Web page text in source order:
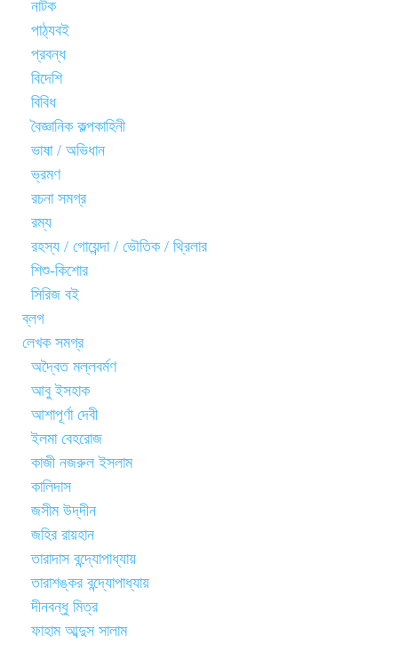
নাটক
পাঠ্যবই
প্রবন্ধ
বিদেশি
বিবিধ
বৈজ্ঞানিক কল্পকাহিনী
ভাষা / অভিধান
ভ্রমণ
রচনা সমগ্র
রম্য
রহস্য / গোয়েন্দা / ভৌতিক / থ্রিলার
শিশু-কিশোর
সিরিজ বই
ব্লগ
লেখক সমগ্র
অদ্বৈত মল্লবর্মণ
আবু ইসহাক
আশাপূর্ণা দেবী
ইলমা বেহরোজ
কাজী নজরুল ইসলাম
কালিদাস
জসীম উদ্‌দীন
জহির রায়হান
তারাদাস বন্দ্যোপাধ্যায়
তারাশঙ্কর বন্দ্যোপাধ্যায়
দীনবন্ধু মিত্র
ফাহাম আব্দুস সালাম